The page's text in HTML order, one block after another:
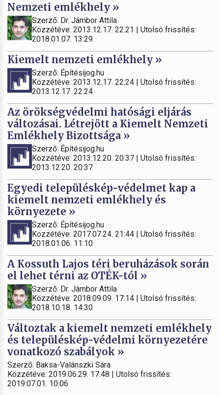
Nemzeti emlékhely »
Szerző: Dr. Jámbor Attila
Közzétéve: 2013.12.17. 22:21 | Utolsó frissítés:
2018.01.07. 13:29
Kiemelt nemzeti emlékhely »
Szerző: Építésijog.hu
Közzétéve: 2013.12.17. 22:24 | Utolsó frissítés:
2013.12.17. 22:24
Az örökségvédelmi hatósági eljárás
változásai. Létrejött a Kiemelt Nemzeti
Emlékhely Bizottsága »
Szerző: Építésijog.hu
Közzétéve: 2013.12.20. 20:37 | Utolsó frissítés:
2013.12.20. 20:37
Egyedi településkép-védelmet kap a
kiemelt nemzeti emlékhely és
környezete »
Szerző: Építésijog.hu
Közzétéve: 2017.07.24. 21:44 | Utolsó frissítés:
2018.01.06. 11:10
A Kossuth Lajos téri beruházások során
el lehet térni az OTÉK-tól »
Szerző: Dr. Jámbor Attila
Közzétéve: 2018.09.09. 17:14 | Utolsó frissítés:
2018.10.18. 14:30
Változtak a kiemelt nemzeti emlékhely
és településkép-védelmi környezetére
vonatkozó szabályok »
Szerző: Baksa-Valánszki Sára
Közzétéve: 2019.06.29. 17:48 | Utolsó frissítés:
2019.07.01. 10:06